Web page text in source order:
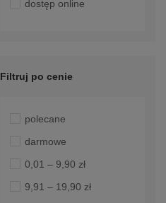
dostęp online
Filtruj po cenie
polecane
darmowe
0,01 – 9,90 zł
9,91 – 19,90 zł